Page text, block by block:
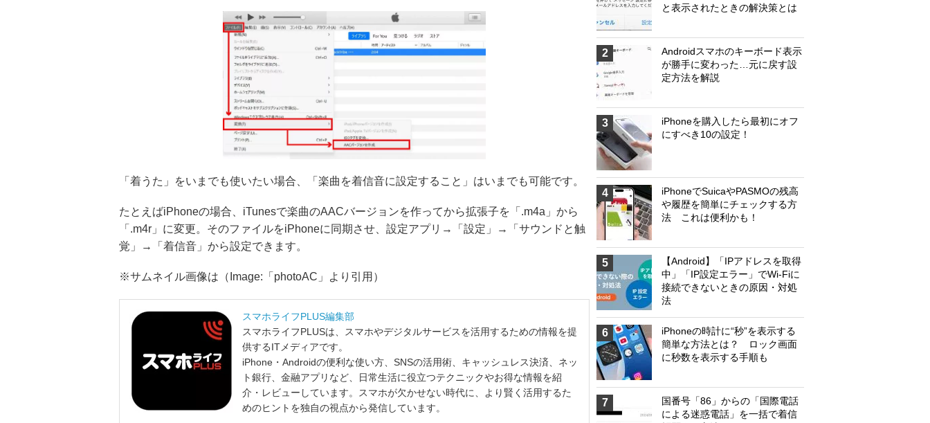
「着うた」をいまでも使いたい場合、「楽曲を着信音に設定すること」はいまでも可能です。
たとえばiPhoneの場合、iTunesで楽曲のAACバージョンを作ってから拡張子を「.m4a」から
「.m4r」に変更。そのファイルをiPhoneに同期させ、設定アプリ→「設定」→「サウンドと触
覚」→「着信音」から設定できます。
※サムネイル画像は（Image:「photoAC」より引用）
スマホライフPLUS編集部
スマホライフPLUSは、スマホやデジタルサービスを活用するための情報を提
供するITメディアです。
iPhone・Androidの便利な使い方、SNSの活用術、キャッシュレス決済、ネッ
ト銀行、金融アプリなど、日常生活に役立つテクニックやお得な情報を紹
介・レビューしています。スマホが欠かせない時代に、より賢く活用するた
めのヒントを独自の視点から発信しています。
と表示されたときの解決策とは
2
Androidスマホのキーボード表示
が勝手に変わった…元に戻す設
定方法を解説
3
iPhoneを購入したら最初にオフ
にすべき10の設定！
4
iPhoneでSuicaやPASMOの残高
や履歴を簡単にチェックする方
法 これは便利かも！
5
【Android】「IPアドレスを取得
中」「IP設定エラー」でWi-Fiに
接続できないときの原因・対処
法
6
iPhoneの時計に“秒”を表示する
簡単な方法とは？ ロック画面
に秒数を表示する手順も
7
国番号「86」からの「国際電話
による迷惑電話」を一括で着信